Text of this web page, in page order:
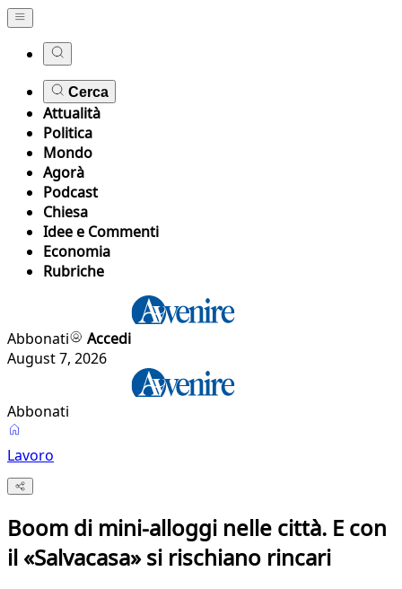
Cerca
Attualità
Politica
Mondo
Agorà
Podcast
Chiesa
Idee e Commenti
Economia
Rubriche
Abbonati
Accedi
August 7, 2026
Abbonati
Lavoro
Boom di mini-alloggi nelle città. E con
il «Salvacasa» si rischiano rincari